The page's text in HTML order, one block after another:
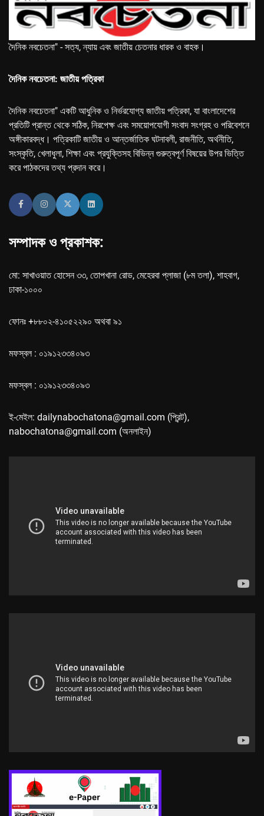
দৈনিক নবচেতনা" - সত্য, ন্যায় এবং জাতীয় চেতনার ধারক ও বাহক।
দৈনিক নবচেতনা: জাতীয় পত্রিকা
দৈনিক নবচেতনা" একটি আধুনিক ও নির্ভরযোগ্য জাতীয় পত্রিকা, যা বাংলাদেশের
প্রতিটি প্রান্ত থেকে সঠিক, নিরপেক্ষ এবং সময়োপযোগী সংবাদ সংগ্রহ ও পরিবেশনে
অঙ্গীকারবদ্ধ। পত্রিকাটি জাতীয় ও আন্তর্জাতিক ঘটনাবলী, রাজনীতি, অর্থনীতি,
সংস্কৃতি, খেলাধুলা, শিক্ষা এবং প্রযুক্তিসহ বিভিন্ন গুরুত্বপূর্ণ বিষয়ের উপর ভিত্তি
করে পাঠকদের তথ্য প্রদান করে।
সম্পাদক ও প্রকাশক:
মো: সাখাওয়াত হোসেন ৩৩, তোপখানা রোড, মেহেরবা প্লাজা (৮ম তলা), শাহবাগ,
ঢাকা-১০০০
ফোনঃ +৮৮০২-৪১০৫২২৯০ অথবা ৯১
মফস্বল : ০১৯১২৩৩৪০৯৩
মফস্বল : ০১৯১২৩৩৪০৯৩
ই-মেইল: dailynabochatona@gmail.com (প্রিন্ট),
nabochatona@gmail.com (অনলাইন)